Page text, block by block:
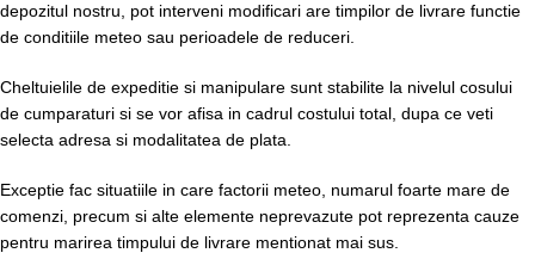
depozitul nostru, pot interveni modificari are timpilor de livrare functie
de conditiile meteo sau perioadele de reduceri.
Cheltuielile de expeditie si manipulare sunt stabilite la nivelul cosului
de cumparaturi si se vor afisa in cadrul costului total, dupa ce veti
selecta adresa si modalitatea de plata.
Exceptie fac situatiile in care factorii meteo, numarul foarte mare de
comenzi, precum si alte elemente neprevazute pot reprezenta cauze
pentru marirea timpului de livrare mentionat mai sus.